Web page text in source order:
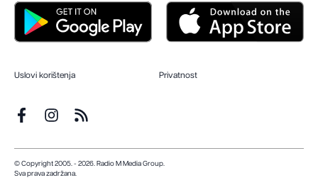
Uslovi korištenja Privatnost
© Copyright 2005. - 2026. Radio M Media Group.
Sva prava zadržana.